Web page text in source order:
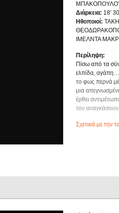
Διάρκεια: 18'
Ηθοποιοί:
ΙΜΕΛΝΤΑ
Περίληψη:
Πίσω από τα
ελπίδα,
το φως περνά
μια
έρθει
τον
Σχετικά με την